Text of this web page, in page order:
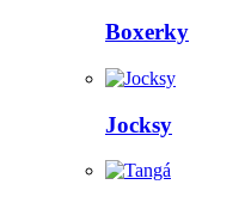
Boxerky
Jocksy